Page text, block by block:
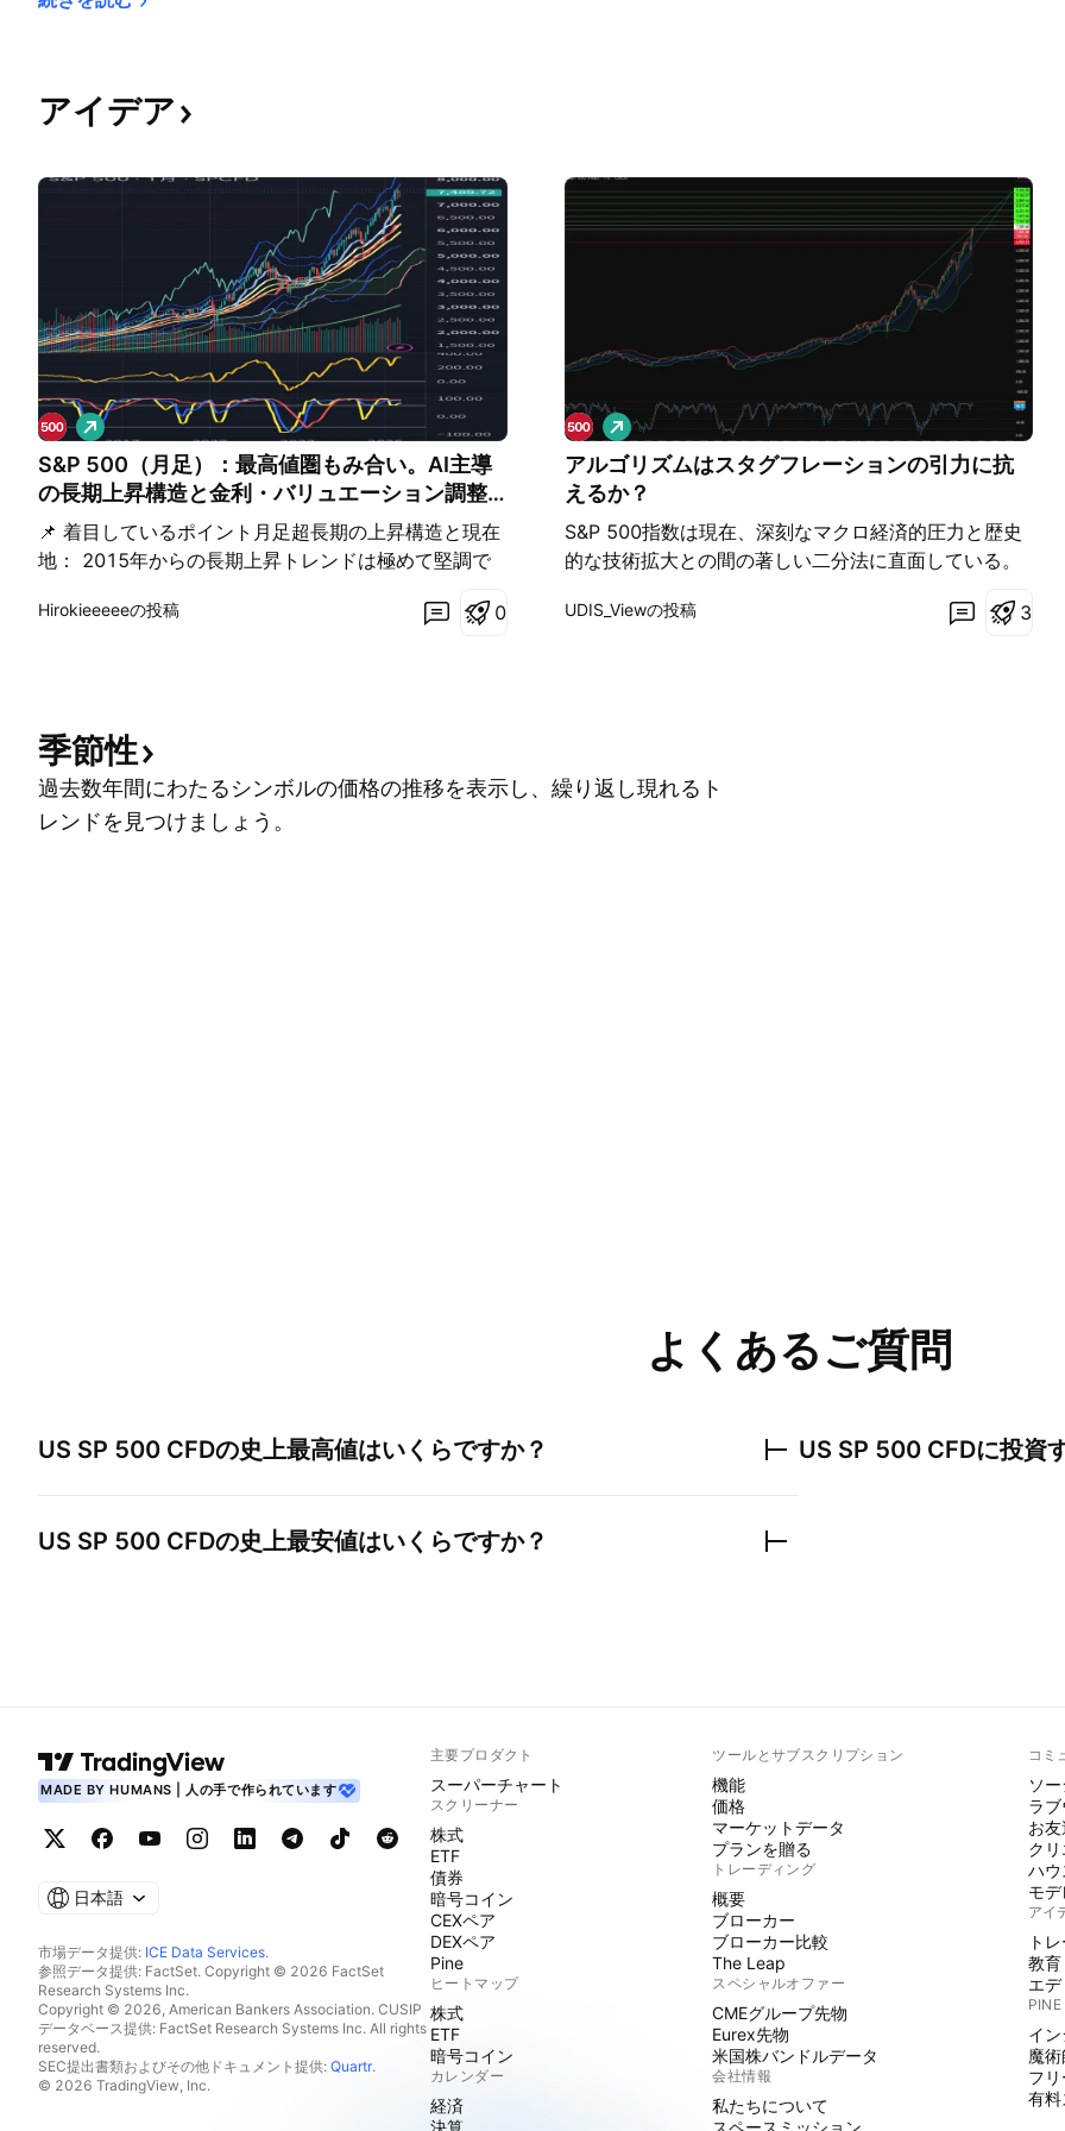
アイデア
S&P 500（月足）：最高値圏もみ合い。AI主導
の長期上昇構造と金利・バリュエーション調整
の行方
​📌 着目しているポイント ​月足超長期の上昇構造と現在
地： 2015年からの長期上昇トレンドは極めて堅調で
最高値圏（7,600ポイント台手前）から7,480ポイント
の一服を示唆。 RCIは高値圏から中立圏へ移行しつつ
あり、売られすぎには程遠いものの、短期的な押し目
調整シグナルを形成しています。 ​ファンダメンタルズ
の背景： Amazonなど主要ハイテク（Magnificent
ロ
ン
グ
Hirokieeeeeの投稿 0
アルゴリズムはスタグフレーションの引力に抗
えるか？
S&P 500指数は現在、深刻なマクロ経済的圧力と歴史
的な技術拡大との間の著しい二分法に直面している。
政学的ショックは、世界規模で大規模なサプライチェ
策金利の維持を余儀なくさせた。その結果、借入コス
ロ
ン
グ
UDIS_Viewの投稿 3
季節性
過去数年間にわたるシンボルの価格の推移を表示し、繰り返し現れるト
レンドを見つけましょう。
よくあるご質問
US SP 500 CFDの史上最高値はいくらですか？
US SP 500 CFDの史上最安値はいくらですか？
US SP 500 CFDに投資
MADE BY HUMANS | 人の手で作られています
日本語
市場データ提供: ICE Data Services.
参照データ提供: FactSet. Copyright © 2026 FactSet
Research Systems Inc.
Copyright © 2026, American Bankers Association. CUSIP
データベース提供: FactSet Research Systems Inc. All rights
reserved.
SEC提出書類およびその他ドキュメント提供: Quartr.
© 2026 TradingView, Inc.
主要プロダクト
スーパーチャート
スクリーナー
株式
ETF
債券
暗号コイン
CEXペア
DEXペア
Pine
ヒートマップ
株式
ETF
暗号コイン
カレンダー
経済
決算
ツールとサブスクリプション
機能
価格
マーケットデータ
プランを贈る
トレーディング
概要
ブローカー
ブローカー比較
The Leap
スペシャルオファー
CMEグループ先物
Eurex先物
米国株バンドルデータ
会社情報
私たちについて
スペースミッション
コミ
ソ
ラ
お
ク
ハウ
モ
アイ
ト
教育
エ
イ
魔術
フ
有料